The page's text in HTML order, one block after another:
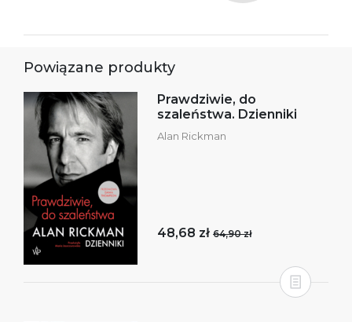
Powiązane produkty
Prawdziwie, do
szaleństwa. Dzienniki
Alan Rickman
48,68 zł 64,90 zł